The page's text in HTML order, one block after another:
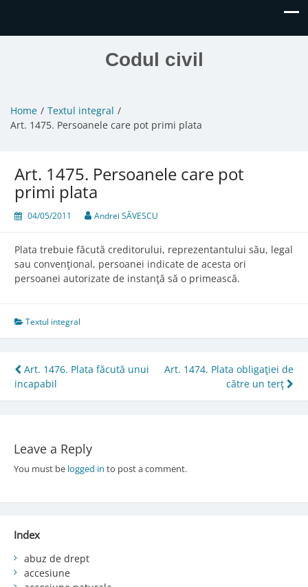
Codul civil
Home
Textul integral
Art. 1475. Persoanele care pot primi plata
Art. 1475. Persoanele care pot
primi plata
04/05/2011 Andrei SĂVESCU
Plata trebuie făcută creditorului, reprezentantului său, legal
sau convenţional, persoanei indicate de acesta ori
persoanei autorizate de instanţă să o primească.
Textul integral
Post
navigation
Art. 1476. Plata făcută unui
incapabil
Art. 1474. Plata obligaţiei de
către un terţ
Leave a Reply
You must be logged in to post a comment.
Index
abuz de drept
accesiune